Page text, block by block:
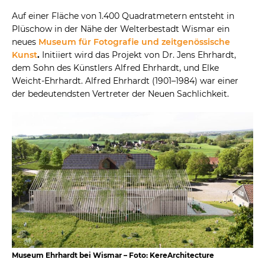
Auf einer Fläche von 1.400 Quadratmetern entsteht in
Plüschow in der Nähe der Welterbestadt Wismar ein
neues Museum für Fotografie und zeitgenössische
Kunst. Initiiert wird das Projekt von Dr. Jens Ehrhardt,
dem Sohn des Künstlers Alfred Ehrhardt, und Elke
Weicht-Ehrhardt. Alfred Ehrhardt (1901–1984) war einer
der bedeutendsten Vertreter der Neuen Sachlichkeit.
Museum Ehrhardt bei Wismar – Foto: KereArchitecture